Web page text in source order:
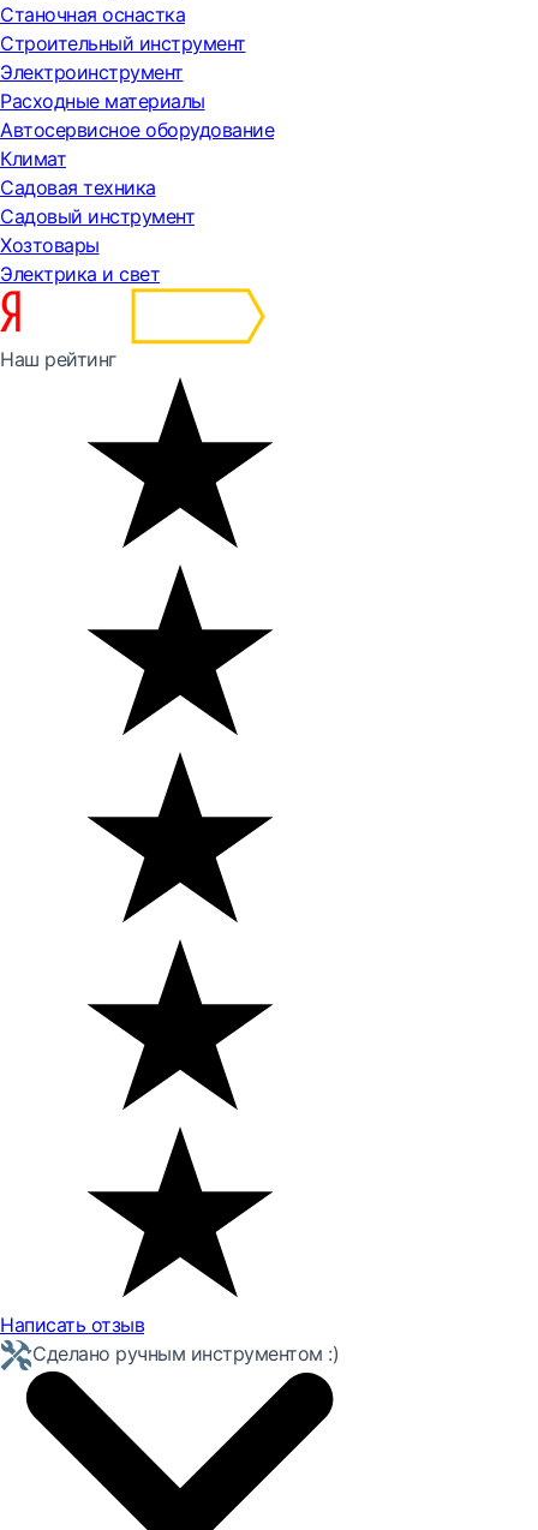
Станочная оснастка
Строительный инструмент
Электроинструмент
Расходные материалы
Автосервисное оборудование
Климат
Садовая техника
Садовый инструмент
Хозтовары
Электрика и свет
Наш рейтинг
Написать отзыв
Сделано ручным инструментом :)